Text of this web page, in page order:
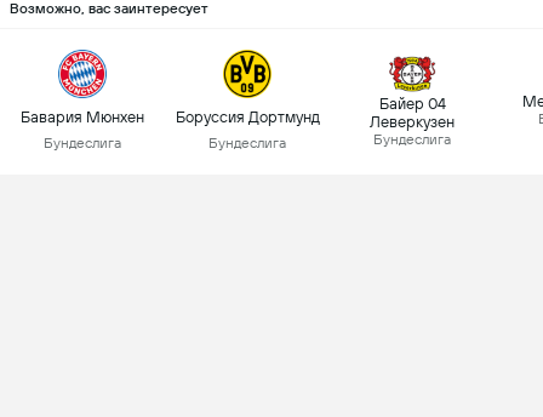
Возможно, вас заинтересует
Бавария Мюнхен
Бундеслига
Боруссия Дортмунд
Бундеслига
Байер 04
Леверкузен
Бундеслига